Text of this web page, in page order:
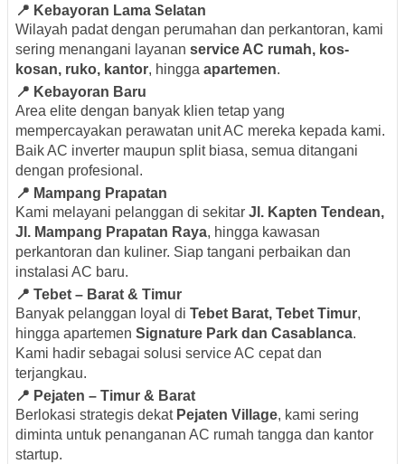
📍 Kebayoran Lama Selatan
Wilayah padat dengan perumahan dan perkantoran, kami
sering menangani layanan service AC rumah, kos-
kosan, ruko, kantor, hingga apartemen.
📍 Kebayoran Baru
Area elite dengan banyak klien tetap yang
mempercayakan perawatan unit AC mereka kepada kami.
Baik AC inverter maupun split biasa, semua ditangani
dengan profesional.
📍 Mampang Prapatan
Kami melayani pelanggan di sekitar Jl. Kapten Tendean,
Jl. Mampang Prapatan Raya, hingga kawasan
perkantoran dan kuliner. Siap tangani perbaikan dan
instalasi AC baru.
📍 Tebet – Barat & Timur
Banyak pelanggan loyal di Tebet Barat, Tebet Timur,
hingga apartemen Signature Park dan Casablanca.
Kami hadir sebagai solusi service AC cepat dan
terjangkau.
📍 Pejaten – Timur & Barat
Berlokasi strategis dekat Pejaten Village, kami sering
diminta untuk penanganan AC rumah tangga dan kantor
startup.